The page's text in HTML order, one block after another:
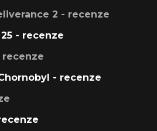
2 - recenze
- recenze
recenze
- recenze